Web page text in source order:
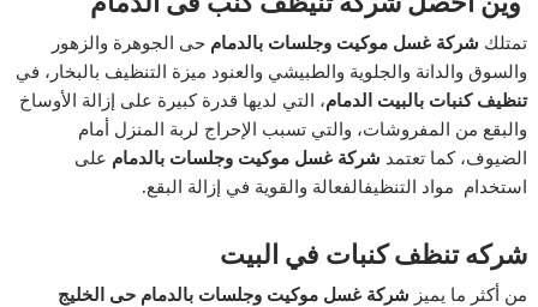
تمتلك شركة غسل موكيت وجلسات بالدمام حى الجوهرة والزهور
والسوق والدانة والجلوية والطبيشي والعنود ميزة التنظيف بالبخار، في
تنظيف كنبات بالبيت الدمام، التي لديها قدرة كبيرة على إزالة الأوساخ
والبقع من المفروشات، والتي تسبب الإحراج لربة المنزل أمام
الضيوف، كما تعتمد شركة غسل موكيت وجلسات بالدمام على
استخدام مواد التنظيفالفعالة والقوية في إزالة البقع.
شركه تنظف كنبات في البيت
من أكثر ما يميز شركة غسل موكيت وجلسات بالدمام حى الخليج